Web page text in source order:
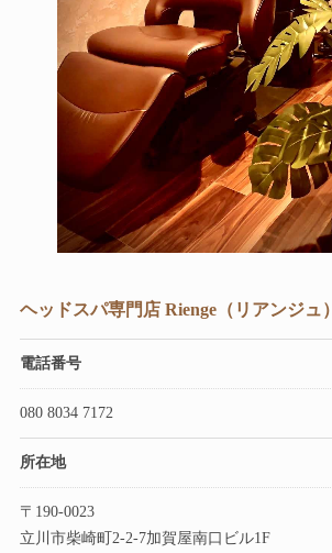
ヘッドスパ専門店 Rienge（リアンジュ）
電話番号
080 8034 7172
所在地
〒190-0023
立川市柴崎町2-2-7加賀屋南口ビル1F